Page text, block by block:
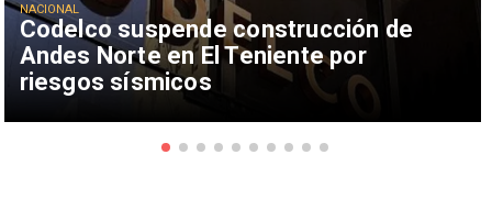
Codelco suspende construcción de
Andes Norte en El Teniente por
riesgos sísmicos
NACIONAL